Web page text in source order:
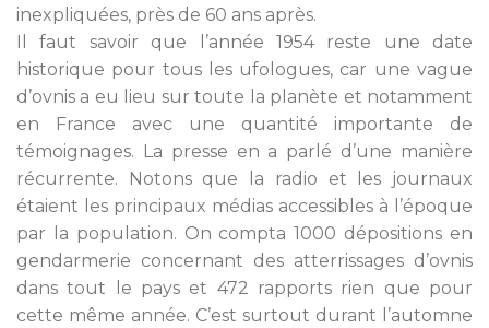
inexpliquées, près de 60 ans après.
Il faut savoir que l’année 1954 reste une date
historique pour tous les ufologues, car une vague
d’ovnis a eu lieu sur toute la planète et notamment
en France avec une quantité importante de
témoignages. La presse en a parlé d’une manière
récurrente. Notons que la radio et les journaux
étaient les principaux médias accessibles à l’époque
par la population. On compta 1000 dépositions en
gendarmerie concernant des atterrissages d’ovnis
dans tout le pays et 472 rapports rien que pour
cette même année. C’est surtout durant l’automne